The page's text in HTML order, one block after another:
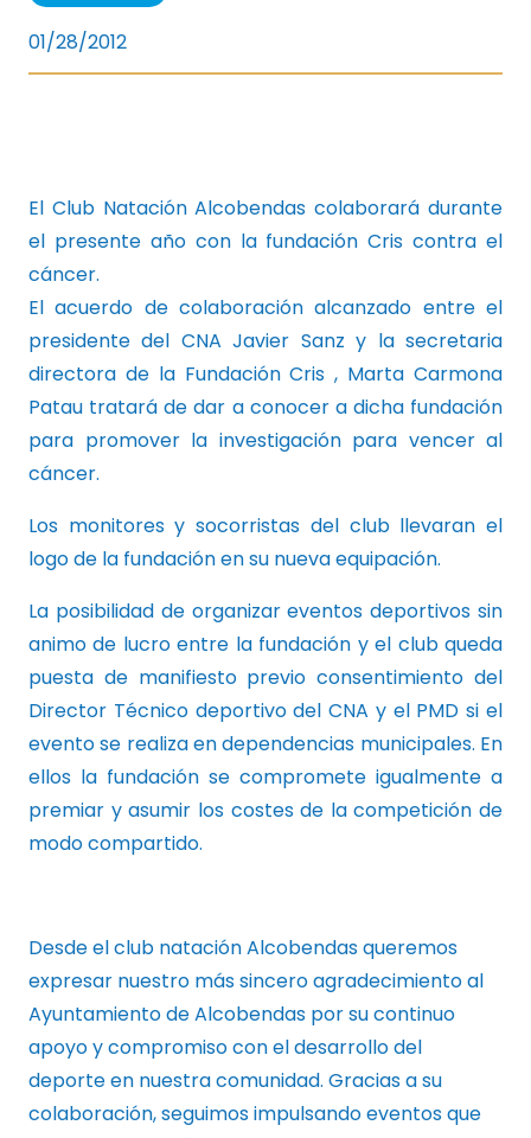
01/28/2012
El Club Natación Alcobendas colaborará durante
el presente año con la fundación Cris contra el
cáncer.
El acuerdo de colaboración alcanzado entre el
presidente del CNA Javier Sanz y la secretaria
directora de la Fundación Cris , Marta Carmona
Patau tratará de dar a conocer a dicha fundación
para promover la investigación para vencer al
cáncer.
Los monitores y socorristas del club llevaran el
logo de la fundación en su nueva equipación.
La posibilidad de organizar eventos deportivos sin
animo de lucro entre la fundación y el club queda
puesta de manifiesto previo consentimiento del
Director Técnico deportivo del CNA y el PMD si el
evento se realiza en dependencias municipales. En
ellos la fundación se compromete igualmente a
premiar y asumir los costes de la competición de
modo compartido.
Desde el club natación Alcobendas queremos
expresar nuestro más sincero agradecimiento al
Ayuntamiento de Alcobendas por su continuo
apoyo y compromiso con el desarrollo del
deporte en nuestra comunidad. Gracias a su
colaboración, seguimos impulsando eventos que